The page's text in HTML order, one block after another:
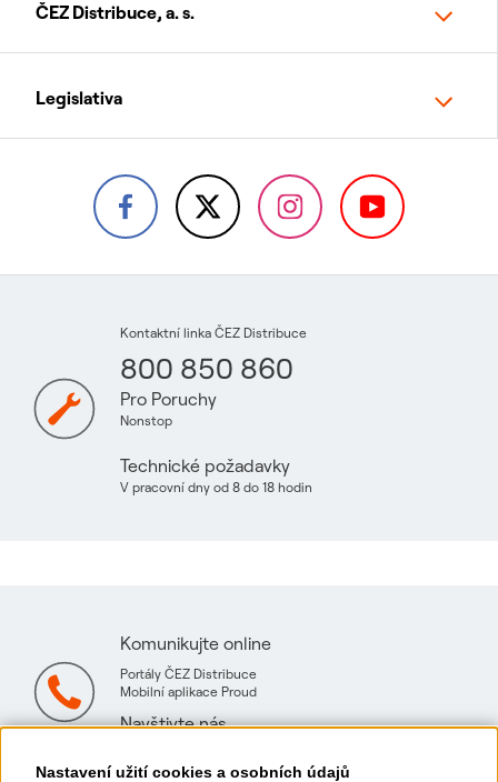
Nastavení užití cookies a osobních údajů
ČEZ Distribuce, a. s.
Legislativa
Kontaktní linka ČEZ Distribuce
800 850 860
Pro Poruchy
Nonstop
Technické požadavky
V pracovní dny od 8 do 18 hodin
Komunikujte online
Portály ČEZ Distribuce
Mobilní aplikace Proud
Navštivte nás